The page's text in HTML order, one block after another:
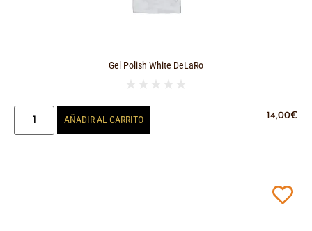
Gel Polish White DeLaRo
★ ★ ★ ★ ★
14,00€
AÑADIR AL CARRITO